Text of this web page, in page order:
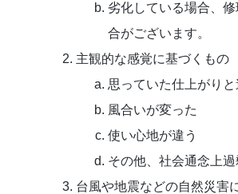
劣化している場合、
合がございます。
主観的な感覚に基づくもの
思っていた仕上がりと
風合いが変った
使い心地が違う
その他、社会通念上
台風や地震などの自然災害